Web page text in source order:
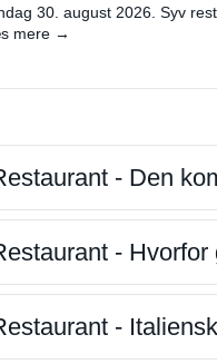
30. august 2026. Syv
mere →
- Den
-
-